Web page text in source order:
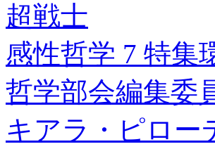
超戦士
感性哲学 7 特集
哲学部会編集委
キアラ・ピロー